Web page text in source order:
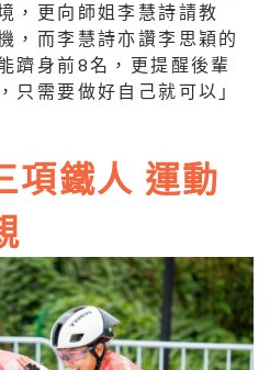
，更向師姐李慧詩請教
，而李慧詩亦讚李思穎的
躋身前8名，更提醒後輩
只需要做好自己就可以」
項鐵人 運動